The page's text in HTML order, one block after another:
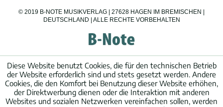
© 2019 B-NOTE MUSIKVERLAG | 27628 HAGEN IM BREMISCHEN |
DEUTSCHLAND | ALLE RECHTE VORBEHALTEN
Diese Website benutzt Cookies, die für den technischen Betrieb
der Website erforderlich sind und stets gesetzt werden. Andere
Cookies, die den Komfort bei Benutzung dieser Website erhöhen,
der Direktwerbung dienen oder die Interaktion mit anderen
Websites und sozialen Netzwerken vereinfachen sollen, werden